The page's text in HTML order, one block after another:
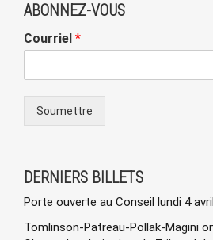
ABONNEZ-VOUS
Courriel *
Soumettre
DERNIERS BILLETS
Porte ouverte au Conseil lundi 4 avril
Tomlinson-Patreau-Pollak-Magini